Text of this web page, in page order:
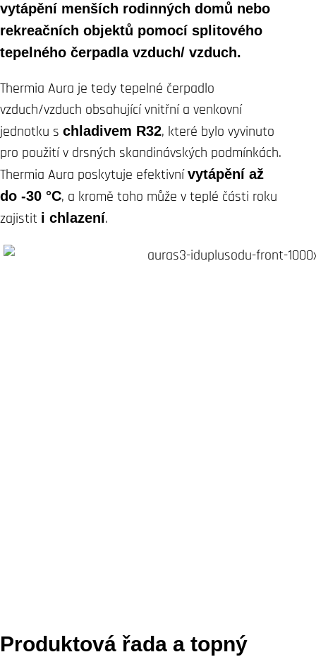
vytápění menších rodinných domů nebo
rekreačních objektů pomocí splitového
tepelného čerpadla vzduch/ vzduch.
Thermia Aura je tedy tepelné čerpadlo
vzduch/vzduch obsahující vnitřní a venkovní
jednotku s chladivem R32, které bylo vyvinuto
pro použití v drsných skandinávských podmínkách.
Thermia Aura poskytuje efektivnívytápění až
do -30 °C, a kromě toho může v teplé části roku
zajistit i chlazení.
Produktová řada a topný